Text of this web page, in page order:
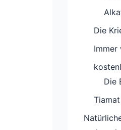
Die
Immer
Die
Tiamat